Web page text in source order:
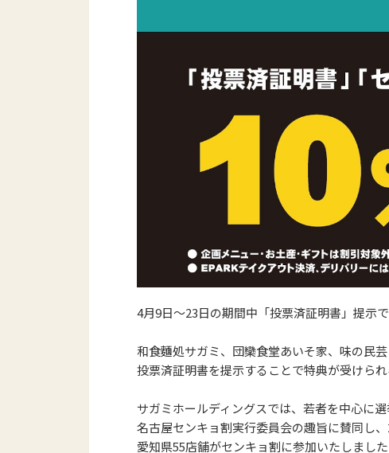
4月9日～23日の期間中「投票済証明書」提示
和食麵処サガミ、団欒食堂あいそ家、味の民
投票済証明書を提示することで特典が受けら
サガミホールディングスでは、若者を中心に
名古屋センキョ割実行委員会の趣旨に賛同し
愛知県55店舗がセンキョ割に参加いたしました